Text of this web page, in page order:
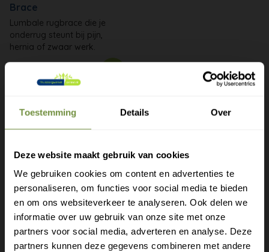
Toestemming Details Over
Deze website maakt gebruik van cookies
We gebruiken cookies om content en advertenties te
personaliseren, om functies voor social media te bieden
en om ons websiteverkeer te analyseren. Ook delen we
informatie over uw gebruik van onze site met onze
partners voor social media, adverteren en analyse. Deze
partners kunnen deze gegevens combineren met andere
Brace
Lumbale rugbrace die je
onderrug steunt bij pijn,
hernia of zwaar werk.
Heeft u een vraag of advies
nodig?
Bel of mail ons voor gratis advies of kom
langs in 1 van onze winkels.
Gratis verzending?
Laat je e-mail achter.